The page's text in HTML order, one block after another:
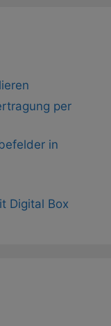
per
in
Digital Box